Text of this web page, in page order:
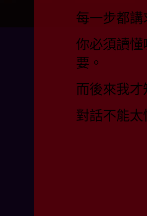
每一步都
你必須讀
要。
而後來我
對話不能